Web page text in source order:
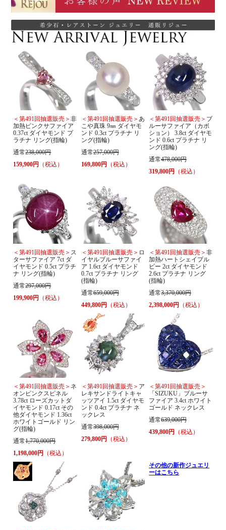
＜第491回抽選販売＞非
加熱ピンクサファイア
0.37ct ダイヤモンド プ
ラチナ リング(指輪)
通常238,000円
159,900円
（税込）
＜第491回抽選販売＞ あ
こや真珠 9㎜ ダイヤモ
ンド 0.3ct プラチナ リ
ング(指輪)
通常257,000円
169,800円
（税込）
＜第491回抽選販売＞ ブ
ルーサファイア（カボ
ション） 3.8ct ダイヤモ
ンド 0.6ct プラチナ リ
ング(指輪)
通常478,000円
319,800円
（税込）
＜第491回抽選販売＞ ス
ターサファイア 7ct ダ
イヤモンド 0.5ct プラチ
ナ リング(指輪)
通常297,000円
199,900円
（税込）
＜第491回抽選販売＞ ロ
イヤルブルーサファイ
ア 1.6ct ダイヤモンド
0.7ct プラチナ リング
(指輪)
通常659,000円
449,800円
（税込）
＜第491回抽選販売＞非
加熱ハートシェイプル
ビー 2ct ダイヤモンド
2.6ct プラチナ リング
(指輪)
通常3,370,000円
2,398,000円
（税込）
＜第491回抽選販売＞ ネ
オンピンクスピネル
3.78ct ローズカットダ
イヤモンド 0.17ct その
他ダイヤモンド 1.36ct
ホワイトゴールド リン
グ(指輪)
通常1,770,000円
1,198,000円 （税込）
＜第491回抽選販売＞ ア
レキサンドライトキャ
ッツアイ 1.5ct ダイヤモ
ンド 0.4ct プラチナ ネ
ックレス
通常398,000円
279,800円 （税込）
＜第491回抽選販売＞
「SIZUKU」ブルーサ
ファイア 3.4ct ホワイト
ゴールド ネックレス
通常639,000円
439,800円 （税込）
その他の新作ジュエリ
ーはこちら